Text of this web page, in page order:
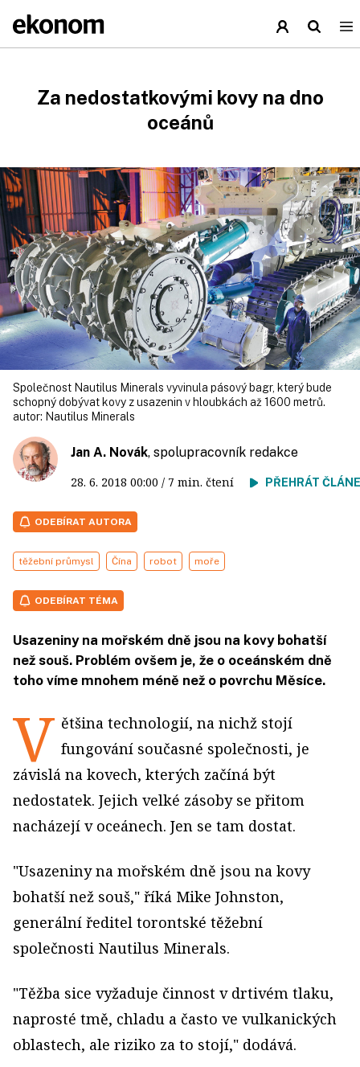
Za nedostatkovými kovy na dno
oceánů
Společnost Nautilus Minerals vyvinula pásový bagr, který bude
schopný dobývat kovy z usazenin v hloubkách až 1600 metrů.
autor: Nautilus Minerals
Jan A. Novák, spolupracovník redakce
28. 6. 2018 00:00 / 7 min. čtení PŘEHRÁT
ODEBÍRAT AUTORA
těžební průmysl Čína robot moře
ODEBÍRAT TÉMA
Usazeniny na mořském dně jsou na kovy bohatší
než souš. Problém ovšem je, že o oceánském dně
toho víme mnohem méně než o povrchu Měsíce.
V ětšina technologií, na nichž stojí
fungování současné společnosti, je
závislá na kovech, kterých začíná být
nedostatek. Jejich velké zásoby se přitom
nacházejí v oceánech. Jen se tam dostat.
"Usazeniny na mořském dně jsou na kovy
bohatší než souš," říká Mike Johnston,
generální ředitel torontské těžební
společnosti Nautilus Minerals.
"Těžba sice vyžaduje činnost v drtivém tlaku,
naprosté tmě, chladu a často ve vulkanických
oblastech, ale riziko za to stojí," dodává.